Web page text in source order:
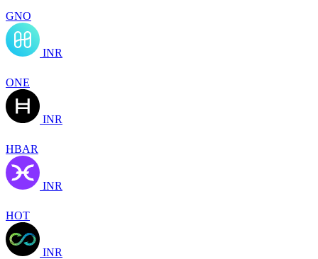
GNO
INR
ONE
INR
HBAR
INR
HOT
INR